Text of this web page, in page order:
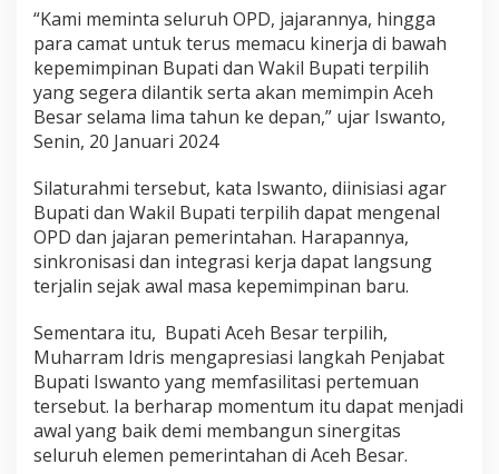
K
i
n
r
j
a
a
m
b
u
t
K
p
e
m
i
m
p
i
n
“Kami meminta seluruh OPD, jajarannya, hingga
para camat untuk terus memacu kinerja di bawah
kepemimpinan Bupati dan Wakil Bupati terpilih
yang segera dilantik serta akan memimpin Aceh
Besar selama lima tahun ke depan,” ujar Iswanto,
Senin, 20 Januari 2024
Silaturahmi tersebut, kata Iswanto, diinisiasi agar
Bupati dan Wakil Bupati terpilih dapat mengenal
OPD dan jajaran pemerintahan. Harapannya,
sinkronisasi dan integrasi kerja dapat langsung
terjalin sejak awal masa kepemimpinan baru.
Sementara itu, Bupati Aceh Besar terpilih,
Muharram Idris mengapresiasi langkah Penjabat
Bupati Iswanto yang memfasilitasi pertemuan
tersebut. Ia berharap momentum itu dapat menjadi
awal yang baik demi membangun sinergitas
seluruh elemen pemerintahan di Aceh Besar.